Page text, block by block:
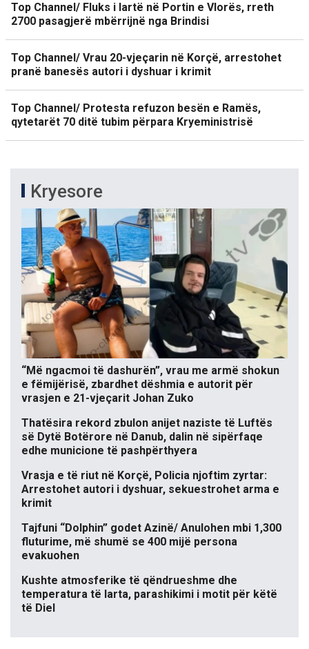
Top Channel/ Fluks i lartë në Portin e Vlorës, rreth
2700 pasagjerë mbërrijnë nga Brindisi
Top Channel/ Vrau 20-vjeçarin në Korçë, arrestohet
pranë banesës autori i dyshuar i krimit
Top Channel/ Protesta refuzon besën e Ramës,
qytetarët 70 ditë tubim përpara Kryeministrisë
Kryesore
“Më ngacmoi të dashurën”, vrau me armë shokun
e fëmijërisë, zbardhet dëshmia e autorit për
vrasjen e 21-vjeçarit Johan Zuko
Thatësira rekord zbulon anijet naziste të Luftës
së Dytë Botërore në Danub, dalin në sipërfaqe
edhe municione të pashpërthyera
Vrasja e të riut në Korçë, Policia njoftim zyrtar:
Arrestohet autori i dyshuar, sekuestrohet arma e
krimit
Tajfuni “Dolphin” godet Azinë/ Anulohen mbi 1,300
fluturime, më shumë se 400 mijë persona
evakuohen
Kushte atmosferike të qëndrueshme dhe
temperatura të larta, parashikimi i motit për këtë
të Diel